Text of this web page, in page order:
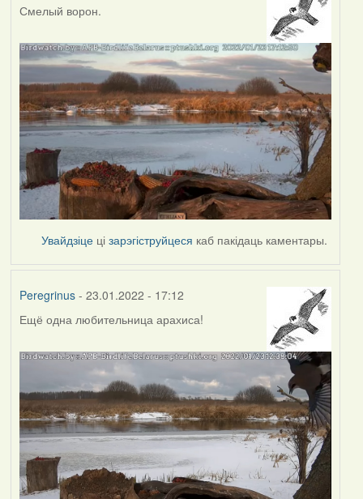
Смелый ворон.
Увайдзіце цізарэгіструйцеся каб пакідаць каментары.
Peregrinus- 23.01.2022 - 17:12
Ещё одна любительница арахиса!